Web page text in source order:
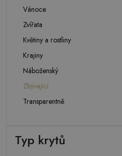
Vánoce
Zvířata
Květiny a rostliny
Krajiny
Náboženský
Zbývající
Transparentně
Typ krytů